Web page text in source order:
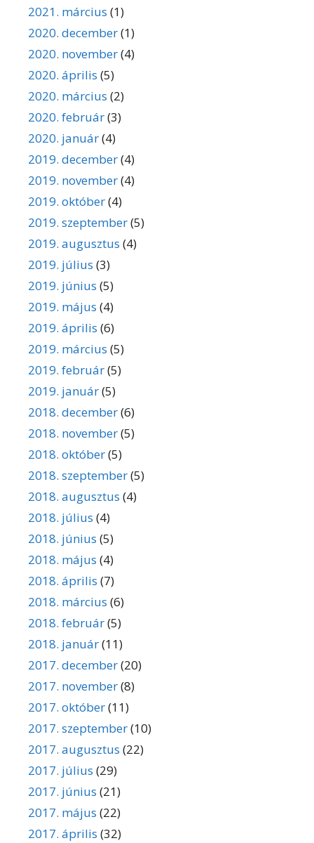
2021. március (1)
2020. december(1)
2020. november(4)
2020. április (5)
2020. március (2)
2020. február(3)
2020. január(4)
2019. december(4)
2019. november(4)
2019. október(4)
2019. szeptember(5)
2019. augusztus (4)
2019. július (3)
2019. június (5)
2019. május (4)
2019. április (6)
2019. március (5)
2019. február(5)
2019. január(5)
2018. december(6)
2018. november(5)
2018. október(5)
2018. szeptember(5)
2018. augusztus (4)
2018. július (4)
2018. június (5)
2018. május (4)
2018. április (7)
2018. március (6)
2018. február(5)
2018. január(11)
2017. december(20)
2017. november(8)
2017. október(11)
2017. szeptember(10)
2017. augusztus (22)
2017. július (29)
2017. június (21)
2017. május (22)
2017. április (32)